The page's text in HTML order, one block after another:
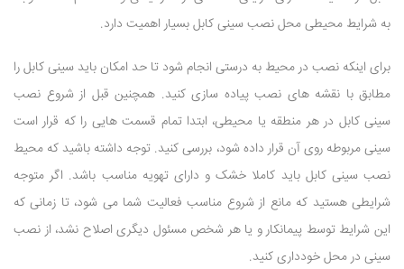
به شرایط محیطی محل نصب سینی کابل بسیار اهمیت دارد.
برای اینکه نصب در محیط به درستی انجام شود تا حد امکان باید سینی کابل را
مطابق با نقشه های نصب پیاده سازی کنید. همچنین قبل از شروع نصب
سینی کابل در هر منطقه یا محیطی، ابتدا تمام قسمت هایی را که قرار است
سینی مربوطه روی آن قرار داده شود، بررسی کنید. توجه داشته باشید که محیط
نصب سینی کابل باید کاملا خشک و دارای تهویه مناسب باشد. اگر متوجه
شرایطی هستید که مانع از شروع مناسب فعالیت شما می شود، تا زمانی که
این شرایط توسط پیمانکار و یا هر شخص مسئول دیگری اصلاح نشد، از نصب
سینی در محل خودداری کنید.